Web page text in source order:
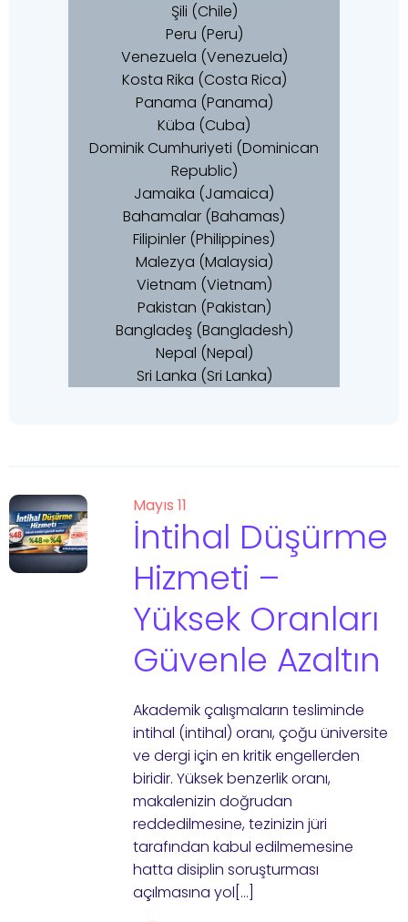
Şili (Chile)
Peru (Peru)
Venezuela (Venezuela)
Kosta Rika (Costa Rica)
Panama (Panama)
Küba (Cuba)
Dominik Cumhuriyeti (Dominican
Republic)
Jamaika (Jamaica)
Bahamalar (Bahamas)
Filipinler (Philippines)
Malezya (Malaysia)
Vietnam (Vietnam)
Pakistan (Pakistan)
Bangladeş (Bangladesh)
Nepal (Nepal)
Sri Lanka (Sri Lanka)
Mayıs 11
İntihal Düşürme
Hizmeti –
Yüksek Oranları
Güvenle Azaltın
Akademik çalışmaların tesliminde
intihal (intihal) oranı, çoğu üniversite
ve dergi için en kritik engellerden
biridir. Yüksek benzerlik oranı,
makalenizin doğrudan
reddedilmesine, tezinizin jüri
tarafından kabul edilmemesine
hatta disiplin soruşturması
açılmasına yol[…]